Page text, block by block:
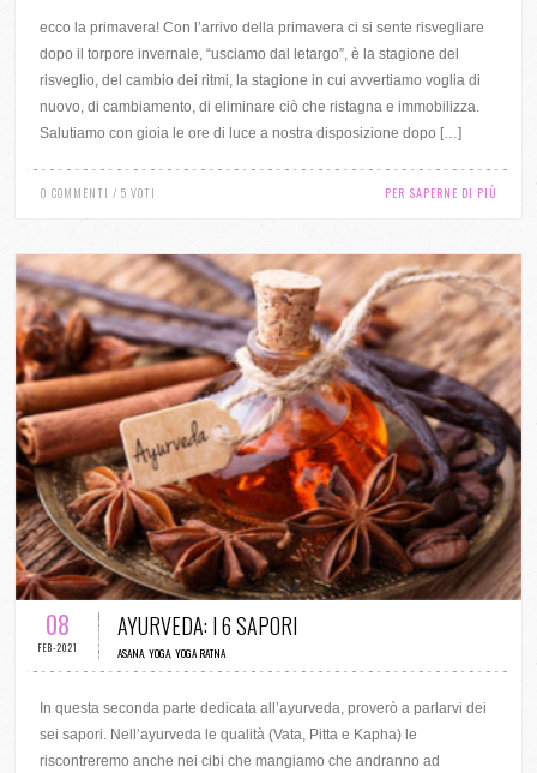
ecco la primavera! Con l’arrivo della primavera ci si sente risvegliare
dopo il torpore invernale, “usciamo dal letargo”, è la stagione del
risveglio, del cambio dei ritmi, la stagione in cui avvertiamo voglia di
nuovo, di cambiamento, di eliminare ciò che ristagna e immobilizza.
Salutiamo con gioia le ore di luce a nostra disposizione dopo […]
0 COMMENTI / 5 VOTI PER SAPERNE DI PIÙ
0 COMMENTI / 6 VOTI
08
FEB-2021
AYURVEDA: I 6 SAPORI
ASANA,YOGA,YOGA RATNA
In questa seconda parte dedicata all’ayurveda, proverò a parlarvi dei
sei sapori. Nell’ayurveda le qualità (Vata, Pitta e Kapha) le
riscontreremo anche nei cibi che mangiamo che andranno ad